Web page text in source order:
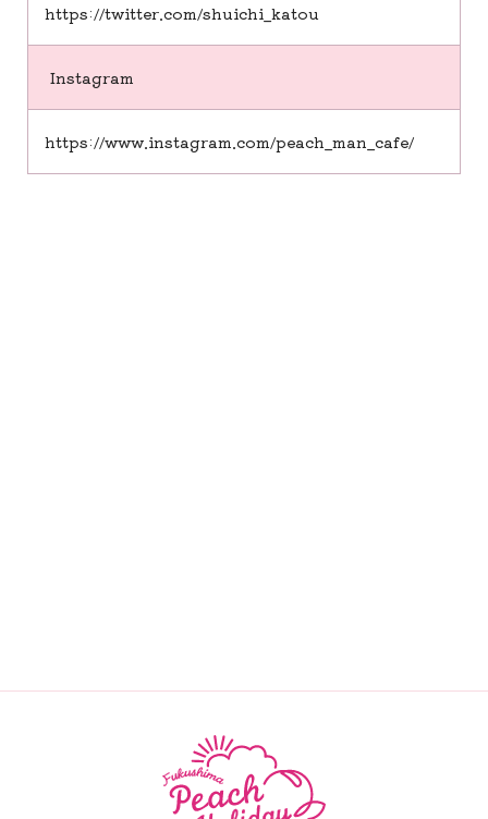
https://twitter.com/shuichi_katou
Instagram
https://www.instagram.com/peach_man_cafe/